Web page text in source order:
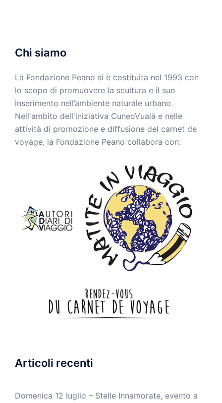
Chi siamo
La Fondazione Peano si è costituita nel 1993 con
lo scopo di promuovere la scultura e il suo
inserimento nell’ambiente naturale urbano.
Nell'ambito dell'iniziativa CuneoVualà e nelle
attività di promozione e diffusione del carnet de
voyage, la Fondazione Peano collabora con:
Articoli recenti
Domenica 12 luglio – Stelle Innamorate, evento a